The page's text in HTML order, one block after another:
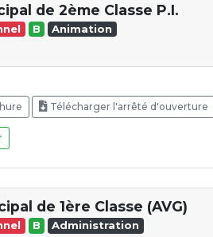
de 2ème Classe P.I.
B Animation
Télécharger l'arrêté d'ouverture
de 1ère Classe (AVG)
B Administration